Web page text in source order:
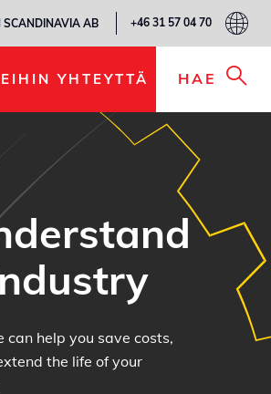
SCANDINAVIA AB +46 31 57 04 70
YHTEYTTÄ HAE
can help you save costs,
the life of your